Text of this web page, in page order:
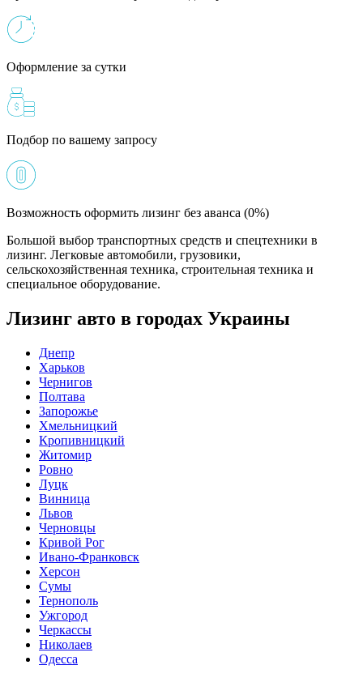
Оформление за сутки
Подбор по вашему запросу
Возможность оформить лизинг без аванса (0%)
Большой выбор транспортных средств и спецтехники в
лизинг. Легковые автомобили, грузовики,
сельскохозяйственная техника, строительная техника и
специальное оборудование.
Лизинг авто в городах Украины
Днепр
Харьков
Чернигов
Полтава
Запорожье
Хмельницкий
Кропивницкий
Житомир
Ровно
Луцк
Винница
Львов
Черновцы
Кривой Рог
Ивано-Франковск
Херсон
Сумы
Тернополь
Ужгород
Черкассы
Николаев
Одесса